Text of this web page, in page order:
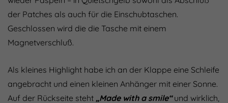
der Patches als auch für die Einschubtaschen.
Geschlossen wird die die Tasche mit einem
Magnetverschluß.
Als kleines Highlight habe ich an der Klappe eine Schleife
angebracht und einen kleinen Anhänger mit einer Sonne.
Auf der Rückseite steht „Made with a smile“und wirklich,